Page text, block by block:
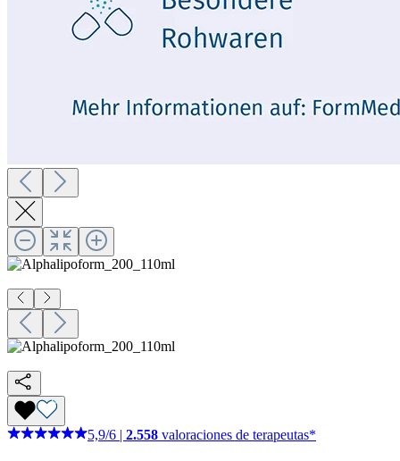
5,9/6 2.558 valoraciones de terapeutas*